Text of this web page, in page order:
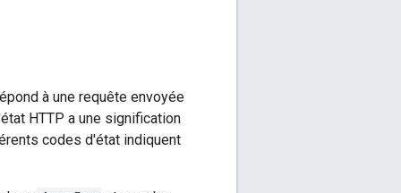
à une requête envoyée
HTTP a une signification
codes d'état indiquent